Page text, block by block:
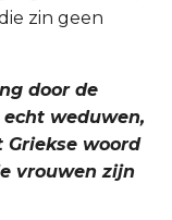
zin geen
door de
echt weduwen,
Griekse woord
vrouwen zijn